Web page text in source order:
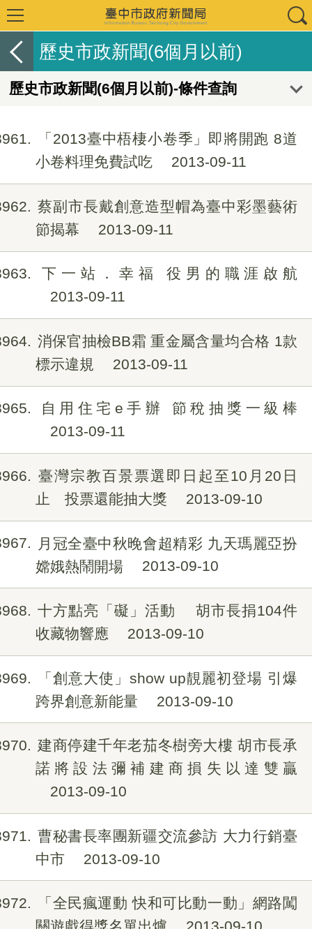
歷史市政新聞(6個月以前)
歷史市政新聞(6個月以前)-條件查詢
「2013臺中梧棲小卷季」即將開跑 8道
小卷料理免費試吃
2013-09-11
蔡副市長戴創意造型帽為臺中彩墨藝術
節揭幕
2013-09-11
下一站．幸福 役男的職涯啟航
2013-09-11
消保官抽檢BB霜 重金屬含量均合格 1款
標示違規
2013-09-11
自用住宅e手辦 節稅抽獎一級棒
2013-09-11
臺灣宗教百景票選即日起至10月20日
止 投票還能抽大獎
2013-09-10
月冠全臺中秋晚會超精彩 九天瑪麗亞扮
嫦娥熱鬧開場
2013-09-10
十方點亮「礙」活動 胡市長捐104件
收藏物響應
2013-09-10
「創意大使」show up靚麗初登場 引爆
跨界創意新能量
2013-09-10
建商停建千年老茄冬樹旁大樓 胡市長承
諾將設法彌補建商損失以達雙贏
2013-09-10
曹秘書長率團新疆交流參訪 大力行銷臺
中市
2013-09-10
「全民瘋運動 快和可比動一動」網路闖